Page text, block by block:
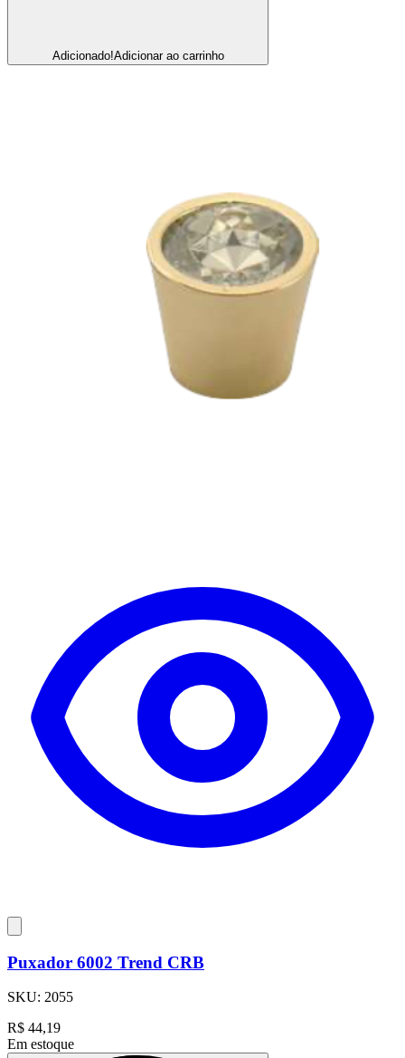
Adicionado!Adicionar ao carrinho
Puxador 6002 Trend CRB
SKU: 2055
R$ 44,19
Em estoque